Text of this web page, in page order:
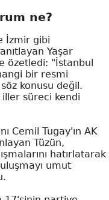
ne?
İzmir gibi
Yaşar
özetledi: "İstanbul
bir resmi
konusu değil.
iller süreci kendi
Cemil Tugay'ın AK
Tüzün,
hatırlatarak
umut